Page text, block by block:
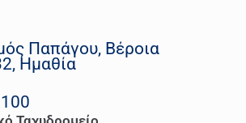
Παπάγου, Βέροια
Ημαθία